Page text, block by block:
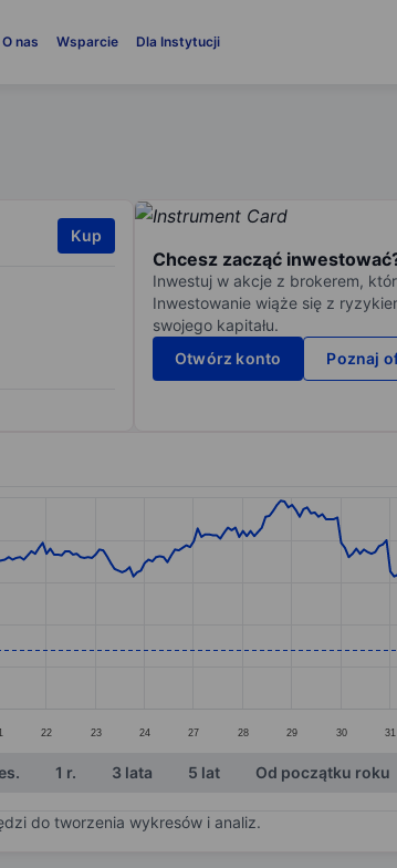
O nas Wsparcie Dla Instytucji
Kup
Chcesz zacząć
Inwestuj w akcje z brokerem,
Inwestowanie wiąże się z
swojego kapitału.
Otwórz konto
Poznaj
19.97 to 21.97.
22 23 24 27 28 29 30 31
1 r. 3 lata 5 lat Od początku roku
do tworzenia wykresów i analiz.